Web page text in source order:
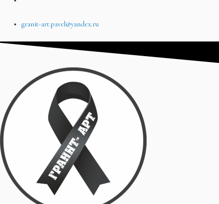
granit-art.pavel@yandex.ru